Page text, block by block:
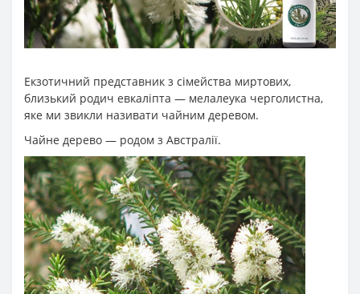
Екзотичний представник з сімейства миртових,
близький родич евкаліпта — мелалеука черголистна,
яке ми звикли називати чайним деревом.
Чайне дерево — родом з Австралії.